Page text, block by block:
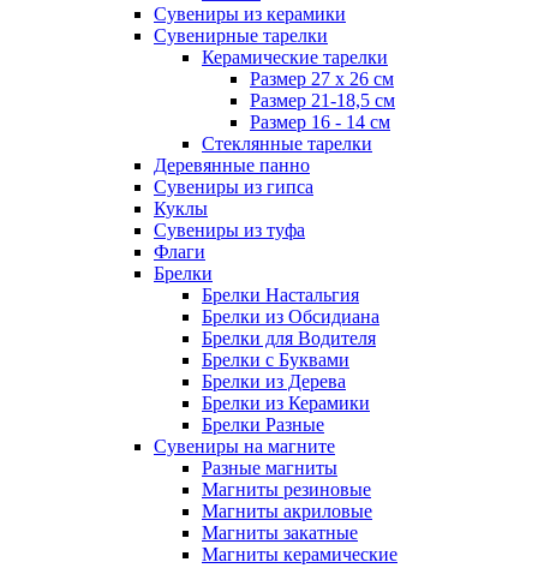
Сувениры из керамики
Сувенирные тарелки
Керамические тарелки
Размер 27 х 26 см
Размер 21-18,5 см
Размер 16 - 14 см
Стеклянные тарелки
Деревянные панно
Сувениры из гипса
Куклы
Сувениры из туфа
Флаги
Брелки
Брелки Настальгия
Брелки из Обсидиана
Брелки для Водителя
Брелки с Буквами
Брелки из Дерева
Брелки из Керамики
Брелки Разные
Сувениры на магните
Разные магниты
Магниты резиновые
Магниты акриловые
Магниты закатные
Магниты керамические